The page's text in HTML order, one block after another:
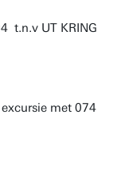
t.n.v UT KRING
met 074